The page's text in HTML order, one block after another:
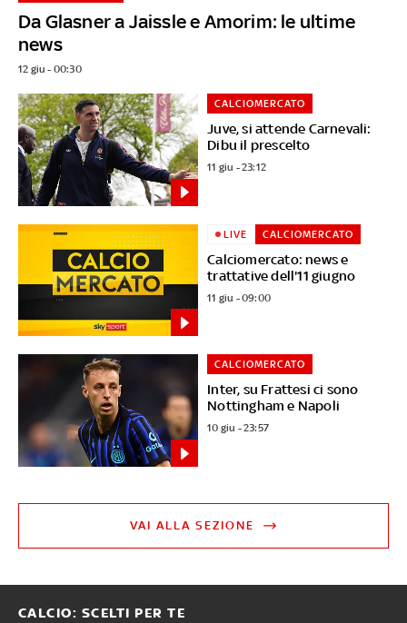
Da Glasner a Jaissle e Amorim: le ultime
news
12 giu - 00:30
Juve, si attende Carnevali:
Dibu il prescelto
CALCIOMERCATO
11 giu - 23:12
Calciomercato: news e
trattative dell'11 giugno
LIVE CALCIOMERCATO
11 giu - 09:00
Inter, su Frattesi ci sono
Nottingham e Napoli
CALCIOMERCATO
10 giu - 23:57
VAI ALLA SEZIONE
CALCIO: SCELTI PER TE